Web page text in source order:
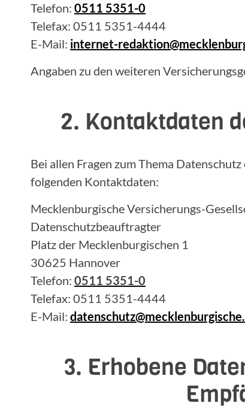
Telefon: 0511 5351-0
Telefax: 0511 5351-4444
E-Mail: internet-
Angaben zu den weiteren
2. Kontaktdaten
Bei allen Fragen zum Thema
folgenden Kontaktdaten:
Mecklenburgische Versicherungs-
Datenschutzbeauftragter
Platz der Mecklenburgischen 1
30625 Hannover
Telefon: 0511 5351-0
Telefax: 0511 5351-4444
E-Mail:
3. Erhobene